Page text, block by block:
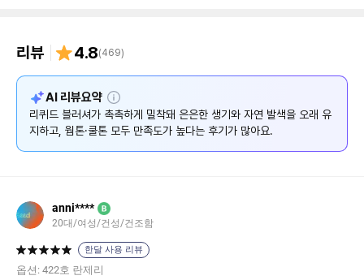
리뷰 4.8(469)
AI 리뷰요약 설
명
리퀴드 블러셔가 촉촉하게 밀착돼 은은한 생기와 자연 발색을 오래 유
지하고, 웜톤·쿨톤 모두 만족도가 높다는 후기가 많아요.
anni**** B
20대/여성/건성/건조함
한달 사용 리뷰
옵션: 422호 란제리